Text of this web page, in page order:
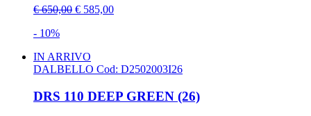
€ 650,00 € 585,00
- 10%
IN ARRIVO
DALBELLO Cod: D2502003I26
DRS 110 DEEP GREEN (26)